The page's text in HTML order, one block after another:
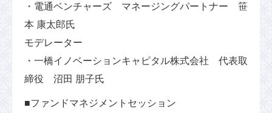
・電通ベンチャーズ マネージングパートナー 笹
本 康太郎氏
モデレーター
・一橋イノベーションキャピタル株式会社 代表取
締役 沼田 朋子氏
■ファンドマネジメントセッション